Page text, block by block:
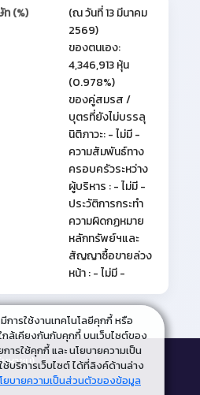
การใช้งานเทคโนโลยีคุกกี้ หรือ
ล้เคียงกันกับคุกกี้ บนเว็บไซต์ของ
ารใช้คุกกี้ และ นโยบายความเป็น
บริการเว็บไซต์ ได้ที่ลิงค์ด้านล่าง
ยบายความเป็นส่วนตัวของข้อมูล
(%)
(ณ วันที่ 13 มีนาคม
2569)
ของตนเอง:
4,346,913 หุ้น
(0.978%)
ของคู่สมรส /
บุตรที่ยังไม่บรรลุ
นิติภาวะ: - ไม่มี -
ความสัมพันธ์ทาง
ครอบครัวระหว่าง
ผู้บริหาร : - ไม่มี -
ประวัติการกระทำ
ความผิดกฏหมาย
หลักทรัพย์ฯและ
สัญญาซื้อขายล่วง
หน้า : - ไม่มี -
หาชน)